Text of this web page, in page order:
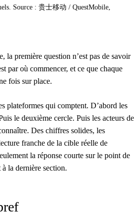
Source : 贵士移动 / QuestMobile,
la première question n’est pas de savoir
par où commencer, et ce que chaque
fois sur place.
plateformes qui comptent. D’abord les
le deuxième cercle. Puis les acteurs de
Des chiffres solides, les
franche de la cible réelle de
la réponse courte sur le point de
la dernière section.